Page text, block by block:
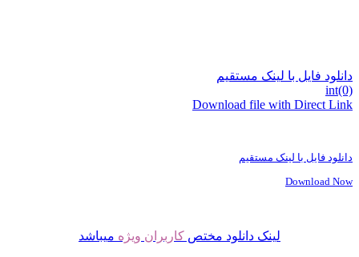
دانلود فایل با لینک مستقیم
int(0)
Download file with Direct Link
دانلود فایل با لینک مستقیم
Download Now
لینک دانلود مختص کاربران ویژه میباشد